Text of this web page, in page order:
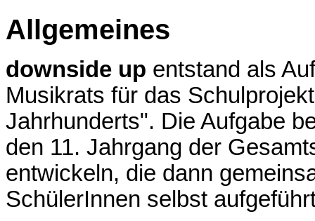
Allgemeines
downside up entstand als
Musikrats für das
Jahrhunderts". Die Aufgabe
den 11. Jahrgang der
entwickeln, die dann
SchülerInnen selbst